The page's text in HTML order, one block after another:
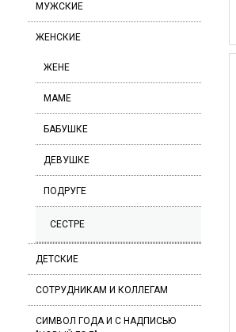
МУЖСКИЕ
ЖЕНСКИЕ
ЖЕНЕ
МАМЕ
БАБУШКЕ
ДЕВУШКЕ
ПОДРУГЕ
СЕСТРЕ
ДЕТСКИЕ
СОТРУДНИКАМ И КОЛЛЕГАМ
СИМВОЛ ГОДА И С НАДПИСЬЮ